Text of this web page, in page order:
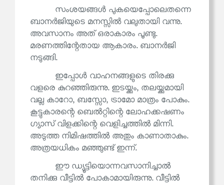
സംശയങ്ങൾ പുകയെപ്പോലെതന്നെ
ബാനർജിയുടെ മനസ്സിൽ വലുതായി വന്നു.
അവസാനം അത് ഒരാകാരം പൂണ്ടു.
മരണത്തിന്റേതായ ആകാരം. ബാനർജി
നടുങ്ങി.
ഇപ്പോൾ വാഹനങ്ങളുടെ തിരക്കു
വളരെ കുറഞ്ഞിരുന്നു. ഇടയ്ക്കും, തലയ്ക്കുമായി
വല്ല കാറോ, ബസ്സോ, ട്രാമോ മാത്രം പോകും.
കൂട്ടുകാരന്റെ ബെൽറ്റിന്റെ ലോഹക്കഷണം
ഗ്യാസ് വിളക്കിന്റെ വെളിച്ചത്തിൽ മിന്നി.
അടുത്ത നിമിഷത്തിൽ അതും കാണാതാകും.
അത്രയധികം മഞ്ഞുണ്ട് ഇന്ന്.
ഈ ഡ്യൂട്ടിയൊന്നവസാനിച്ചാൽ
തനിക്കു വീട്ടിൽ പോകാമായിരുന്നു. വീട്ടിൽ